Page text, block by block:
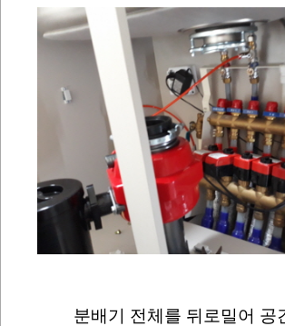
분배기 전체를 뒤로밀어 공